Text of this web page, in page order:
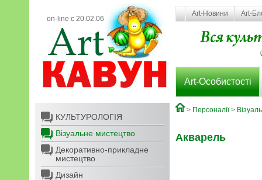
on-line с 20.02.06
Art-Новини Art-
Art-Особистості
КУЛЬТУРОЛОГІЯ
Візуальне мистецтво
Декоративно-прикладне
мистецтво
Дизайн
> Персоналії>
Акварель